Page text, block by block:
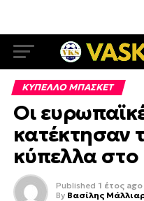
ΚΥΠΕΛΛΟ ΜΠΑΣΚΕΤ
Οι
κατέκτησαν
κύπελλα
Published 1 έτος ago
By Βασίλης